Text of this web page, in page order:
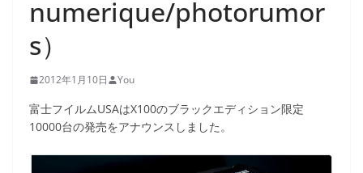
numerique/photorumor
s）
2012年1月10日 You
富士フイルムUSAはX100のブラックエディション限定
10000台の発売をアナウンスしました。